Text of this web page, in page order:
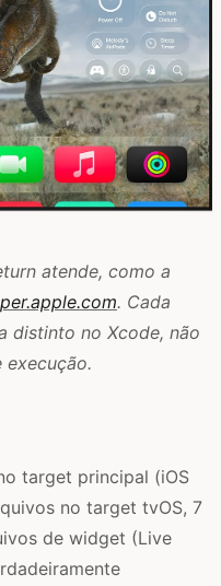
atende, como a
. Cada
distinto no Xcode, não
execução.
target principal (iOS
no target tvOS, 7
de widget (Live